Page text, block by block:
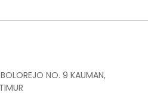
NO. 9 KAUMAN,